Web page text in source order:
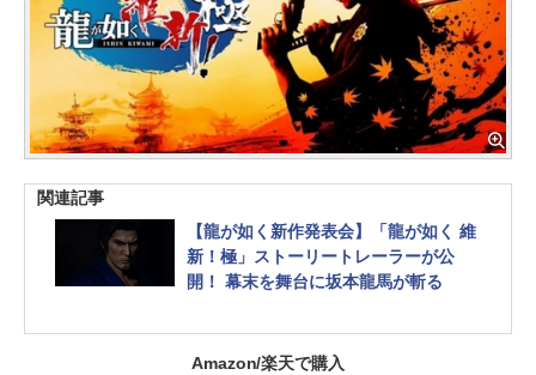
関連記事
【龍が如く新作発表会】「龍が如く 維
新！極」ストーリートレーラーが公
開！ 幕末を舞台に坂本龍馬が斬る
Amazon/楽天で購入